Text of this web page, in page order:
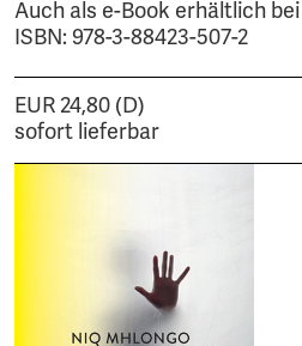
Auch als e-Book erhältlich
ISBN: 978-3-88423-507-2
EUR 24,80 (D)
sofort lieferbar